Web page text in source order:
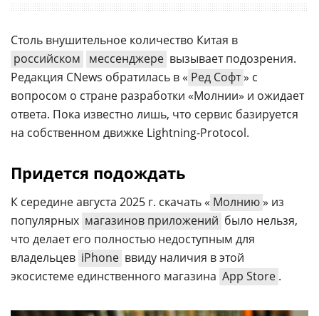
Столь внушительное количество Китая в
российском
мессенджере вызывает подозрения.
Редакция CNews обратилась в « Ред Софт» с
вопросом о стране разработки «Молнии» и ожидает
ответа. Пока известно лишь, что сервис базируется
на собственном движке Lightning-Protocol.
Придется подождать
К середине августа 2025 г. скачать « Молнию» из
популярных магазинов приложений было нельзя,
что делает его полностью недоступным для
владельцев iPhone ввиду наличия в этой
экосистеме единственного магазина App Store .